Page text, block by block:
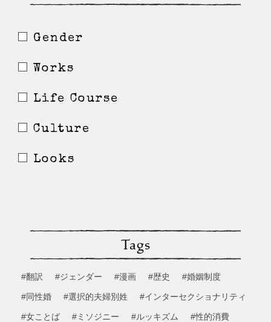
Gender
Works
Life Course
Culture
Looks
Tags
#翻訳 #ジェンダー #漫画 #歴史 #婚姻制度
#同性婚 #選択的夫婦別姓 #インターセクショナリティ
#女ことば #ミソジニー #ルッキズム #性的消費